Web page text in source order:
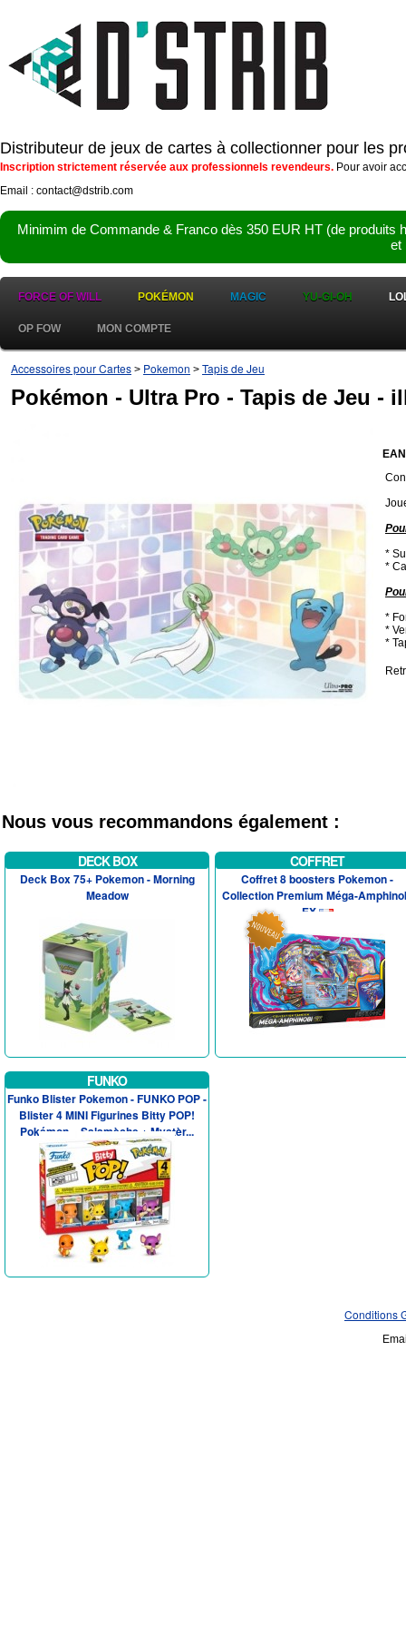
Distributeur de jeux de cartes à collectionner pour les
Inscription strictement réservée aux professionnels revendeurs. Pour avoir
Email : contact@dstrib.com
Minimim de Commande & Franco dès 350 EUR HT (de
et
FORCE OF WILL POKÉMON MAGIC YU-GI-OH
OP FOW MON COMPTE
Accessoires pour Cartes > Pokemon > Tapis de Jeu
Pokémon - Ultra Pro - Tapis de Jeu -
*
*
*
*
*
Nous vous recommandons également :
DECK BOX
Deck Box 75+ Pokemon - Morning
Meadow
COFFRET
Coffret 8 boosters Pokemon -
Collection Premium Méga-
EX
FUNKO
Funko Blister Pokemon - FUNKO POP -
Blister 4 MINI Figurines Bitty POP!
Pokémon – Salamèche + Mystèr...
Conditions